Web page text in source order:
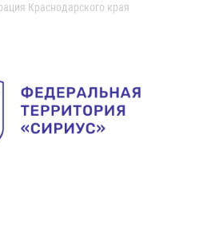
Краснодарского края